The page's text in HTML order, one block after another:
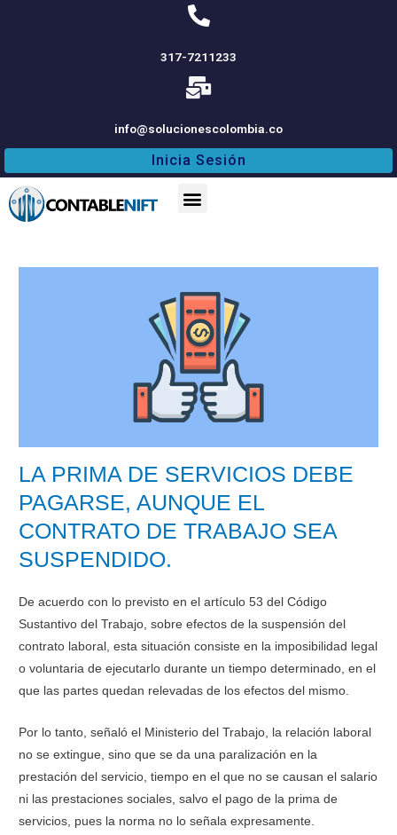
317-7211233
info@solucionescolombia.co
Inicia Sesión
LA PRIMA DE SERVICIOS DEBE
PAGARSE, AUNQUE EL
CONTRATO DE TRABAJO SEA
SUSPENDIDO.
De acuerdo con lo previsto en el artículo 53 del Código
Sustantivo del Trabajo, sobre efectos de la suspensión del
contrato laboral, esta situación consiste en la imposibilidad legal
o voluntaria de ejecutarlo durante un tiempo determinado, en el
que las partes quedan relevadas de los efectos del mismo.
Por lo tanto, señaló el Ministerio del Trabajo, la relación laboral
no se extingue, sino que se da una paralización en la
prestación del servicio, tiempo en el que no se causan el salario
ni las prestaciones sociales, salvo el pago de la prima de
servicios, pues la norma no lo señala expresamente.